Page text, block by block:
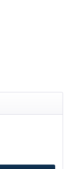
Berlin